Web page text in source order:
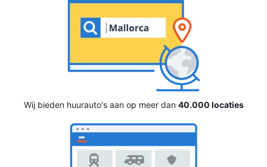
Wij bieden huurauto's aan op meer dan 40.000 locaties